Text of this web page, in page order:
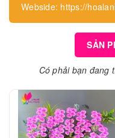
Webside: https://
SẢN
Có phải bạn đang